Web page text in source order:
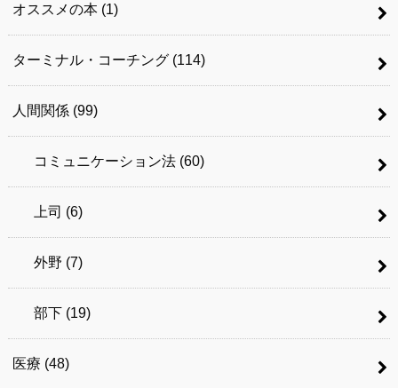
オススメの本 (1)
ターミナル・コーチング (114)
人間関係 (99)
コミュニケーション法 (60)
上司 (6)
外野 (7)
部下 (19)
医療 (48)